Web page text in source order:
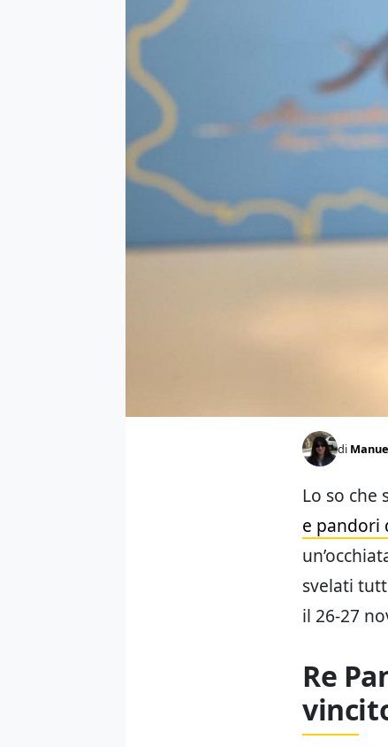
di
Lo so che
e pandori
svelati
il 26-27
Re